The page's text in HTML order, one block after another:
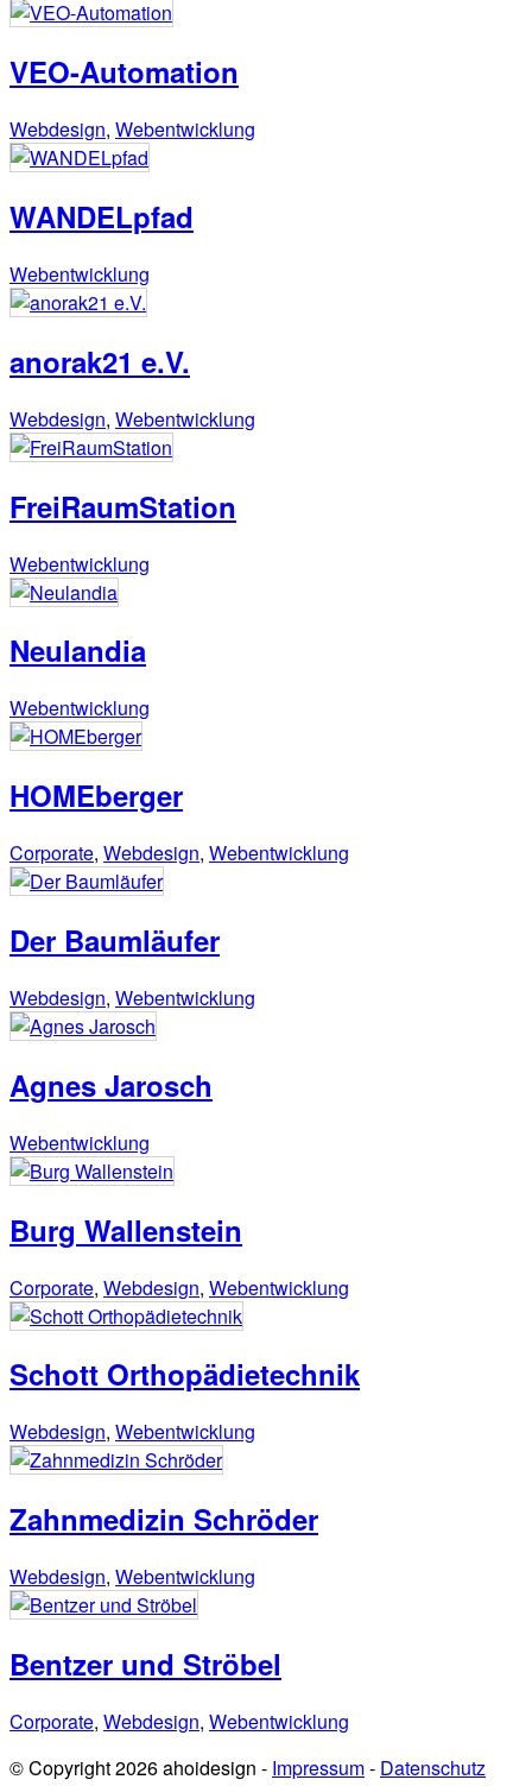
VEO-Automation
Webdesign, Webentwicklung
WANDELpfad
Webentwicklung
anorak21 e.V.
Webdesign, Webentwicklung
FreiRaumStation
Webentwicklung
Neulandia
Webentwicklung
HOMEberger
Corporate, Webdesign, Webentwicklung
Der Baumläufer
Webdesign, Webentwicklung
Agnes Jarosch
Webentwicklung
Burg Wallenstein
Corporate, Webdesign, Webentwicklung
Schott Orthopädietechnik
Webdesign, Webentwicklung
Zahnmedizin Schröder
Webdesign, Webentwicklung
Bentzer und Ströbel
Corporate, Webdesign, Webentwicklung
© Copyright 2026 ahoidesign - Impressum- Datenschutz